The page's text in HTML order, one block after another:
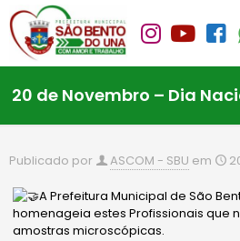
20 de Novembro – Dia
Publicado por ASCOM - SBU em
A Prefeitura Municipal de São
homenageia estes Profissionais que
amostras microscópicas.